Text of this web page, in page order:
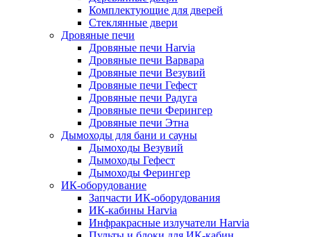
Комплектующие для дверей
Стеклянные двери
Дровяные печи
Дровяные печи Harvia
Дровяные печи Варвара
Дровяные печи Везувий
Дровяные печи Гефест
Дровяные печи Радуга
Дровяные печи Ферингер
Дровяные печи Этна
Дымоходы для бани и сауны
Дымоходы Везувий
Дымоходы Гефест
Дымоходы Ферингер
ИК-оборудование
Запчасти ИК-оборудования
ИК-кабины Harvia
Инфракрасные излучатели Harvia